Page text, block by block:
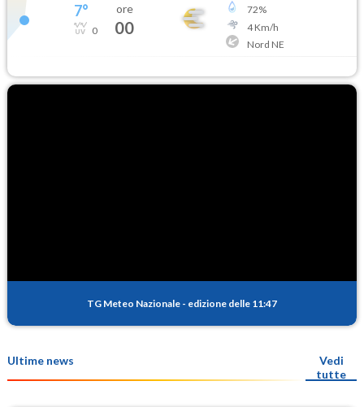
7°
0
ore
00
72%
4Km/h
Nord NE
TG Meteo Nazionale - edizione delle 11:47
Ultime news
Vedi
tutte